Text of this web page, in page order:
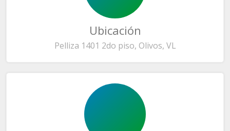
Ubicación
Pelliza 1401 2do piso, Olivos, VL